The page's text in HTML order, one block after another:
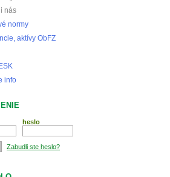
nás
normy
aktívy ObFZ
info
heslo
Zabudli ste heslo?